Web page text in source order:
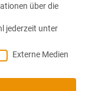
über die
jederzeit unter
Externe Medien